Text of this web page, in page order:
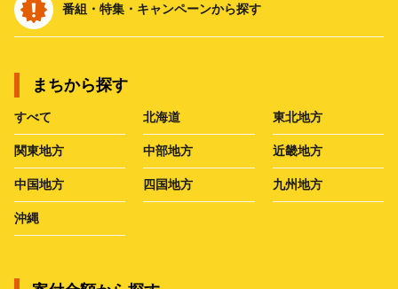
番組・特集・キャンペーンから探す
まちから探す
すべて 北海道 東北地方
関東地方 中部地方 近畿地方
中国地方 四国地方 九州地方
沖縄